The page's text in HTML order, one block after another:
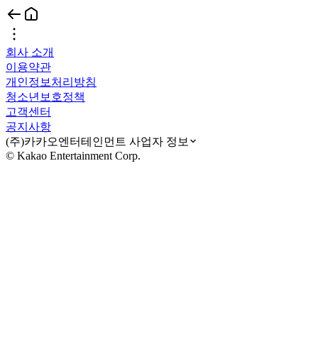
회사 소개
이용약관
개인정보처리방침
청소년보호정책
고객센터
공지사항
(주)카카오엔터테인먼트 사업자 정보
© Kakao Entertainment Corp.